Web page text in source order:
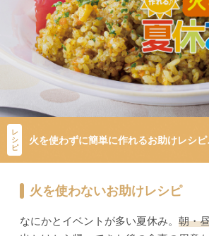
レ
シ
ピ
火を使わずに簡単に作れるお助けレシピ
火を使わないお助けレシピ
なにかとイベントが多い夏休み。 朝・